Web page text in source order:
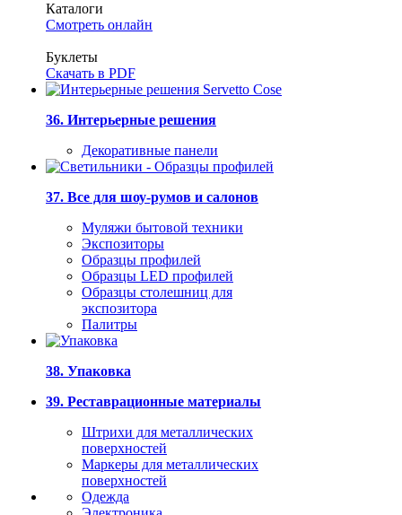
Каталоги
Смотреть онлайн
Буклеты
Скачать в PDF
36. Интерьерные решения
Декоративные панели
37. Все для шоу-румов и салонов
Муляжи бытовой техники
Экспозиторы
Образцы профилей
Образцы LED профилей
Образцы столешниц для
экспозитора
Палитры
38. Упаковка
39. Реставрационные материалы
Штрихи для металлических
поверхностей
Маркеры для металлических
поверхностей
Одежда